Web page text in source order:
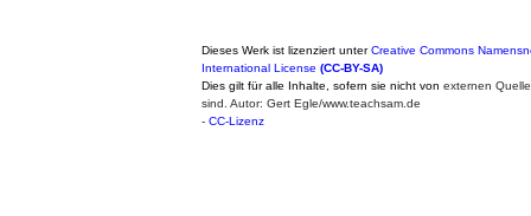
Dieses Werk ist lizenziert unterCreative Commons
International License (CC-BY-SA)
Dies gilt für alle Inhalte, sofern sie nicht von externen
sind. Autor: Gert Egle/www.teachsam.de
- CC-Lizenz